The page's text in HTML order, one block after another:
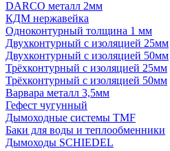
DARCO металл 2мм
КДМ нержавейка
Одноконтурный толщина 1 мм
Двухконтурный с изоляцией 25мм
Двухконтурный с изоляцией 50мм
Трёхконтурный с изоляцией 25мм
Трёхконтурный с изоляцией 50мм
Варвара металл 3,5мм
Гефест чугунный
Дымоходные системы TMF
Баки для воды и теплообменники
Дымоходы SCHIEDEL